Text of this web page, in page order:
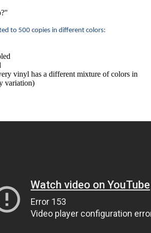
to 500 copies in different colors:
vinyl has a different mixture of colors in
variation)